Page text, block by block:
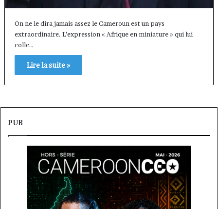
On ne le dira jamais assez le Cameroun est un pays
extraordinaire. L’expression « Afrique en miniature » qui lui
colle…
Lire la suite »
PUB